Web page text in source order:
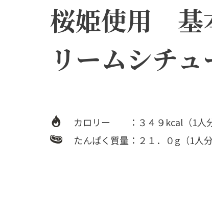
桜姫使用 基
リームシチュ
カロリー ：３４９kcal（1人分
たんぱく質量：２１．０g（1人分